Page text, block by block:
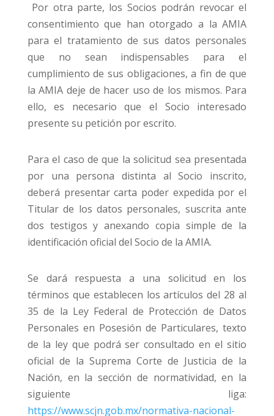
Por otra parte, los Socios podrán revocar el
consentimiento que han otorgado a la AMIA
para el tratamiento de sus datos personales
que no sean indispensables para el
cumplimiento de sus obligaciones, a fin de que
la AMIA deje de hacer uso de los mismos. Para
ello, es necesario que el Socio interesado
presente su petición por escrito.
Para el caso de que la solicitud sea presentada
por una persona distinta al Socio inscrito,
deberá presentar carta poder expedida por el
Titular de los datos personales, suscrita ante
dos testigos y anexando copia simple de la
identificación oficial del Socio de la AMIA.
Se dará respuesta a una solicitud en los
términos que establecen los artículos del 28 al
35 de la Ley Federal de Protección de Datos
Personales en Posesión de Particulares, texto
de la ley que podrá ser consultado en el sitio
oficial de la Suprema Corte de Justicia de la
Nación, en la sección de normatividad, en la
siguiente liga:
https://www.scjn.gob.mx/normativa-nacional-